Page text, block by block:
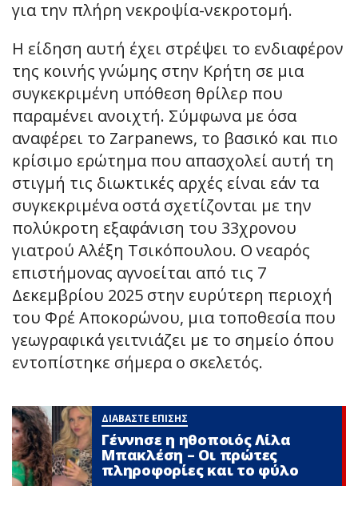
για την πλήρη νεκροψία-νεκροτομή.
Η είδηση αυτή έχει στρέψει το ενδιαφέρον
της κοινής γνώμης στην Κρήτη σε μια
συγκεκριμένη υπόθεση θρίλερ που
παραμένει ανοιχτή. Σύμφωνα με όσα
αναφέρει το Zarpanews, το βασικό και πιο
κρίσιμο ερώτημα που απασχολεί αυτή τη
στιγμή τις διωκτικές αρχές είναι εάν τα
συγκεκριμένα οστά σχετίζονται με την
πολύκροτη εξαφάνιση του 33χρονου
γιατρού Αλέξη Τσικόπουλου. Ο νεαρός
επιστήμονας αγνοείται από τις 7
Δεκεμβρίου 2025 στην ευρύτερη περιοχή
του Φρέ Αποκορώνου, μια τοποθεσία που
γεωγραφικά γειτνιάζει με το σημείο όπου
εντοπίστηκε σήμερα ο σκελετός.
ΔΙΑΒΑΣΤΕ ΕΠΙΣΗΣ
Γέννnσε η ηθοποιός Λίλα
Μπακλέση – Οι πρώτες
πληροφορίες και το φύλο